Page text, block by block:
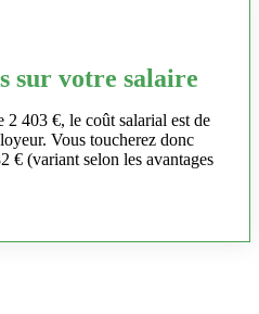
sur votre salaire
2 403 €, le coût salarial est de
Vous toucherez donc
€ (variant selon les avantages